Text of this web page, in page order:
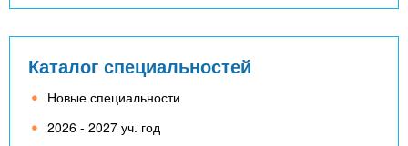
Каталог специальностей
Новые специальности
2026 - 2027 уч. год